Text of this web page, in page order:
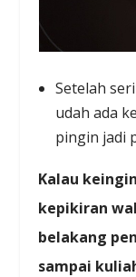
Setelah
udah ada
pingin jadi
Kalau
kepikiran
belakang
sampai